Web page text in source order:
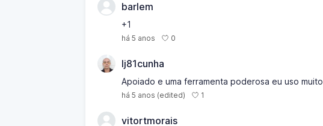
barlem
+1
há 5 anos 0
lj81cunha
Apoiado e uma ferramenta poderosa eu uso muito
há 5 anos (edited) 1
vitortmorais